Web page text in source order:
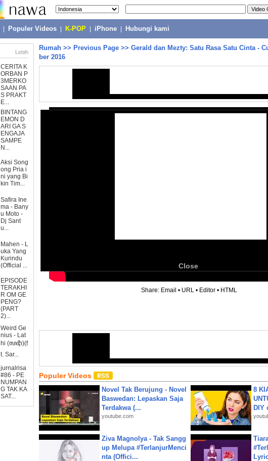
Populer Videos K-POP iPhone Hubungi kami
Lebih
CERITA K
ORBAN P
3MERKO
SAAN PA
S PRAKT
E...
BINTANG
EMON D
ARI GA S
ENGAJA
SAMPE
N...
Aksi Song
ong Pria i
ni yang Bi
kin Tim...
Safira Ine
ma - Bany
u Moto -
Dj Sant
u...
Mahen - L
uka Yang
Kurindu
(Official ...
EPISODE
TERAKHI
R OM GE
PENG?
(PART
2)...
Weird Ge
nius - Lat
hi (ꦭꦛꦶ)(f
t. Sar...
jurnalrisa
#86 - PE
NUMPAN
G TAK KA
SAT...
Rumah >> Previous Page >> Gerald dan Mezty: Satu Rasa Satu Cinta -
ber 2016
Close
Share: Email • URL • Editor • HTML
Populer Videos
Novel Tak Berujung - Novel
Baswedan: Lepaskan Saja
Terdakwa (...
youtube.com
8
DIY
Ziva Magnolya - Tak Sangg
up Melupa #TerlanjurMenci
nta (Offici...